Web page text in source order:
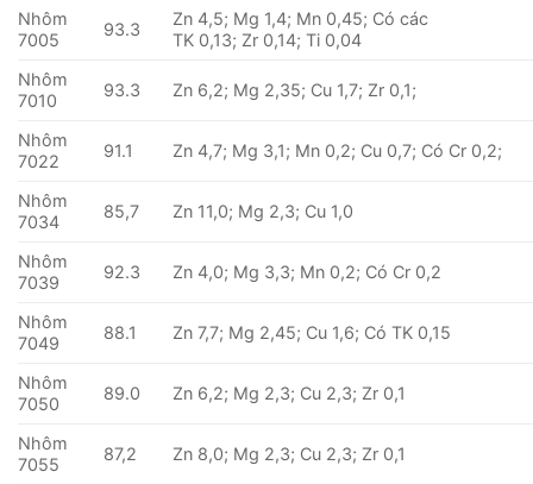
Nhôm
7005
93.3
Zn 4,5; Mg 1,4; Mn 0,45; Có các
TK 0,13; Zr 0,14; Ti 0,04
Nhôm
7010
93.3 Zn 6,2; Mg 2,35; Cu 1,7; Zr 0,1;
Nhôm
7022
91.1 Zn 4,7; Mg 3,1; Mn 0,2; Cu 0,7; Có Cr 0,2;
Nhôm
7034
85,7 Zn 11,0; Mg 2,3; Cu 1,0
Nhôm
7039
92.3 Zn 4,0; Mg 3,3; Mn 0,2; Có Cr 0,2
Nhôm
7049
88.1 Zn 7,7; Mg 2,45; Cu 1,6; Có TK 0,15
Nhôm
7050
89.0 Zn 6,2; Mg 2,3; Cu 2,3; Zr 0,1
Nhôm
7055
87,2 Zn 8,0; Mg 2,3; Cu 2,3; Zr 0,1